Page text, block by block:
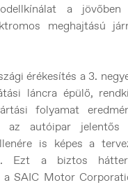
a jövőben
meghajtású
érékesítés a 3.
láncra épülő,
folyamat
az autóipar jelentős
is képes a
Ezt a biztos
a SAIC Motor